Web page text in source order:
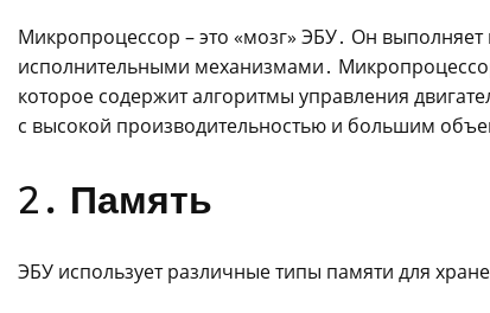
Микропроцессор – это «мозг» ЭБУ․ Он
исполнительными механизмами․
которое содержит алгоритмы управления
с высокой производительностью и большим
2․ Память
ЭБУ использует различные типы памяти для